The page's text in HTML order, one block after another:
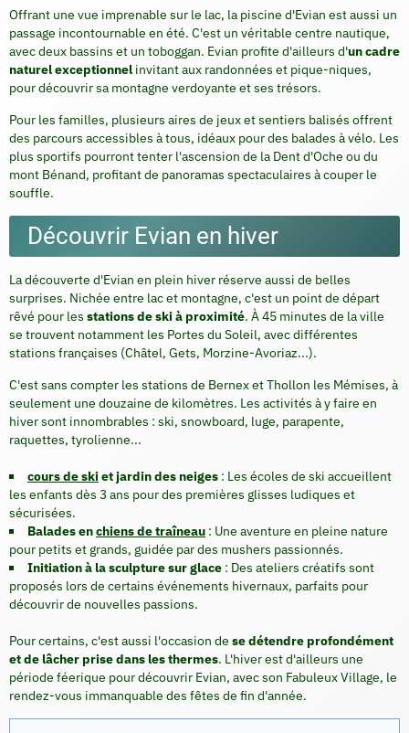
Offrant une vue imprenable sur le lac, la piscine d'Evian est aussi un
passage incontournable en été. C'est un véritable centre nautique,
avec deux bassins et un toboggan. Evian profite d'ailleurs d'un cadre
naturel exceptionnel invitant aux randonnées et pique-niques,
pour découvrir sa montagne verdoyante et ses trésors.
Pour les familles, plusieurs aires de jeux et sentiers balisés offrent
des parcours accessibles à tous, idéaux pour des balades à vélo. Les
plus sportifs pourront tenter l'ascension de la Dent d'Oche ou du
mont Bénand, profitant de panoramas spectaculaires à couper le
souffle.
Découvrir Evian en hiver
La découverte d'Evian en plein hiver réserve aussi de belles
surprises. Nichée entre lac et montagne, c'est un point de départ
rêvé pour les stations de ski à proximité. À 45 minutes de la ville
se trouvent notamment les Portes du Soleil, avec différentes
stations françaises (Châtel, Gets, Morzine-Avoriaz...).
C'est sans compter les stations de Bernex et Thollon les Mémises, à
seulement une douzaine de kilomètres. Les activités à y faire en
hiver sont innombrables : ski, snowboard, luge, parapente,
raquettes, tyrolienne...
cours de skiet jardin des neiges : Les écoles de ski accueillent
les enfants dès 3 ans pour des premières glisses ludiques et
sécurisées.
Balades enchiens de traîneau : Une aventure en pleine nature
pour petits et grands, guidée par des mushers passionnés.
Initiation à la sculpture sur glace : Des ateliers créatifs sont
proposés lors de certains événements hivernaux, parfaits pour
découvrir de nouvelles passions.
Pour certains, c'est aussi l'occasion de se détendre profondément
et de lâcher prise dans les thermes. L'hiver est d'ailleurs une
période féerique pour découvrir Evian, avec son Fabuleux Village, le
rendez-vous immanquable des fêtes de fin d'année.